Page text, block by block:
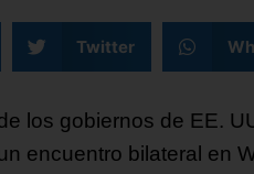
Twitter
los gobiernos de EE.
encuentro bilateral en